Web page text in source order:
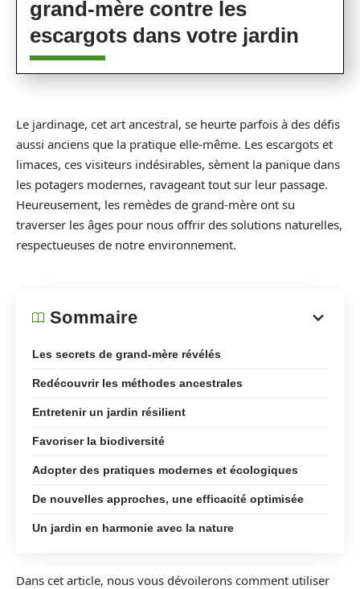
grand-mère contre les
escargots dans votre jardin
Le jardinage, cet art ancestral, se heurte parfois à des défis
aussi anciens que la pratique elle-même. Les escargots et
limaces, ces visiteurs indésirables, sèment la panique dans
les potagers modernes, ravageant tout sur leur passage.
Heureusement, les remèdes de grand-mère ont su
traverser les âges pour nous offrir des solutions naturelles,
respectueuses de notre environnement.
Sommaire
Les secrets de grand-mère révélés
Redécouvrir les méthodes ancestrales
Entretenir un jardin résilient
Favoriser la biodiversité
Adopter des pratiques modernes et écologiques
De nouvelles approches, une efficacité optimisée
Un jardin en harmonie avec la nature
Dans cet article, nous vous dévoilerons comment utiliser